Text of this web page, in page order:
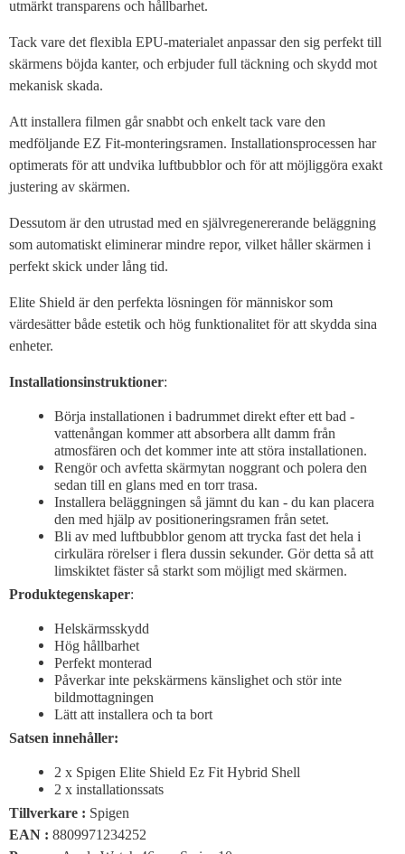
utmärkt transparens och hållbarhet.
Tack vare det flexibla EPU-materialet anpassar den sig perfekt till
skärmens böjda kanter, och erbjuder full täckning och skydd mot
mekanisk skada.
Att installera filmen går snabbt och enkelt tack vare den
medföljande EZ Fit-monteringsramen. Installationsprocessen har
optimerats för att undvika luftbubblor och för att möjliggöra exakt
justering av skärmen.
Dessutom är den utrustad med en självregenererande beläggning
som automatiskt eliminerar mindre repor, vilket håller skärmen i
perfekt skick under lång tid.
Elite Shield är den perfekta lösningen för människor som
värdesätter både estetik och hög funktionalitet för att skydda sina
enheter.
Installationsinstruktioner:
Börja installationen i badrummet direkt efter ett bad -
vattenångan kommer att absorbera allt damm från
atmosfären och det kommer inte att störa installationen.
Rengör och avfetta skärmytan noggrant och polera den
sedan till en glans med en torr trasa.
Installera beläggningen så jämnt du kan - du kan placera
den med hjälp av positioneringsramen från setet.
Bli av med luftbubblor genom att trycka fast det hela i
cirkulära rörelser i flera dussin sekunder. Gör detta så att
limskiktet fäster så starkt som möjligt med skärmen.
Produktegenskaper:
Helskärmsskydd
Hög hållbarhet
Perfekt monterad
Påverkar inte pekskärmens känslighet och stör inte
bildmottagningen
Lätt att installera och ta bort
Satsen innehåller:
2 x Spigen Elite Shield Ez Fit Hybrid Shell
2 x installationssats
Tillverkare : Spigen
EAN : 8809971234252